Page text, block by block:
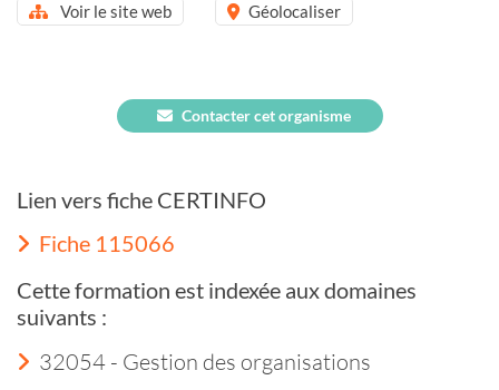
Voir le site web
Géolocaliser
Contacter cet organisme
Lien vers fiche CERTINFO
Fiche 115066
Cette formation est indexée aux domaines
suivants :
32054 - Gestion des organisations